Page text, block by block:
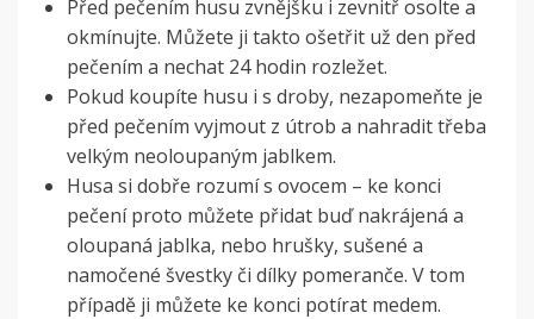
Před pečením husu zvnějšku i zevnitř osolte a
okmínujte. Můžete ji takto ošetřit už den před
pečením a nechat 24 hodin rozležet.
Pokud koupíte husu i s droby, nezapomeňte je
před pečením vyjmout z útrob a nahradit třeba
velkým neoloupaným jablkem.
Husa si dobře rozumí s ovocem – ke konci
pečení proto můžete přidat buď nakrájená a
oloupaná jablka, nebo hrušky, sušené a
namočené švestky či dílky pomeranče. V tom
případě ji můžete ke konci potírat medem.